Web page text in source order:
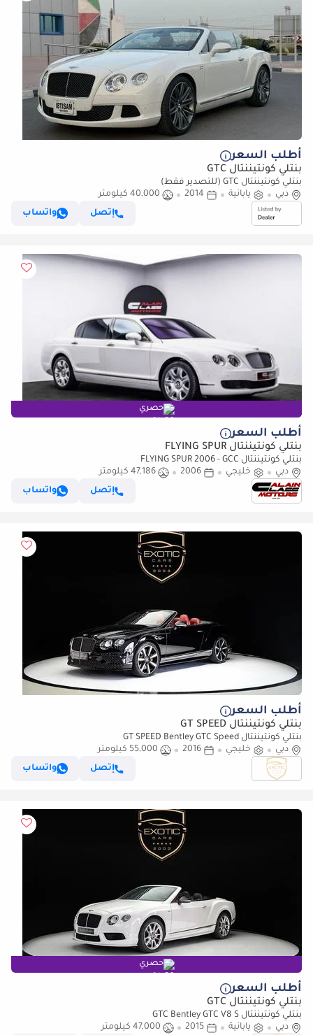
أطلب السعر
بنتلي كونتيننتال GTC
بنتلي كونتيننتال GTC (للتصدير فقط)
دبي
يابانية 2014
40,000 كيلومتر
إتصل
واتساب
حصري
أطلب السعر
بنتلي كونتيننتال FLYING SPUR
بنتلي كونتيننتال FLYING SPUR 2006 - GCC
دبي
خليجي 2006
47,186 كيلومتر
إتصل
واتساب
أطلب السعر
بنتلي كونتيننتال GT SPEED
بنتلي كونتيننتال GT SPEED Bentley GTC Speed
دبي
خليجي 2016
55,000 كيلومتر
إتصل
واتساب
حصري
أطلب السعر
بنتلي كونتيننتال GTC
بنتلي كونتيننتال GTC Bentley GTC V8 S
دبي
يابانية 2015
47,000 كيلومتر